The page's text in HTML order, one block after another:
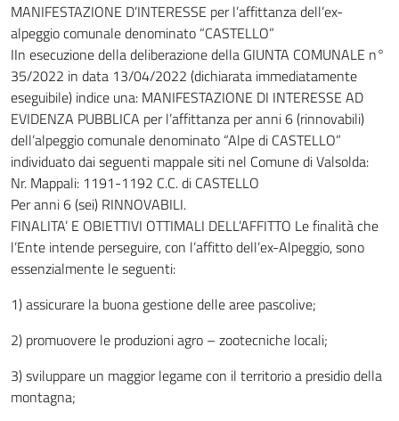
MANIFESTAZIONE D’INTERESSE per l’affittanza dell’ex-
alpeggio comunale denominato “CASTELLO”
IIn esecuzione della deliberazione della GIUNTA COMUNALE n°
35/2022 in data 13/04/2022 (dichiarata immediatamente
eseguibile) indice una: MANIFESTAZIONE DI INTERESSE AD
EVIDENZA PUBBLICA per l’affittanza per anni 6 (rinnovabili)
dell’alpeggio comunale denominato “Alpe di CASTELLO”
individuato dai seguenti mappale siti nel Comune di Valsolda:
Nr. Mappali: 1191-1192 C.C. di CASTELLO
Per anni 6 (sei) RINNOVABILI.
FINALITA’ E OBIETTIVI OTTIMALI DELL’AFFITTO Le finalità che
l’Ente intende perseguire, con l’affitto dell’ex-Alpeggio, sono
essenzialmente le seguenti:
1) assicurare la buona gestione delle aree pascolive;
2) promuovere le produzioni agro – zootecniche locali;
3) sviluppare un maggior legame con il territorio a presidio della
montagna;